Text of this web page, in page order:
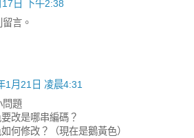
日 下午2:38
言。
1月21日 凌晨4:31
問題
改是哪串編碼？
何修改？（現在是鵝黃色）